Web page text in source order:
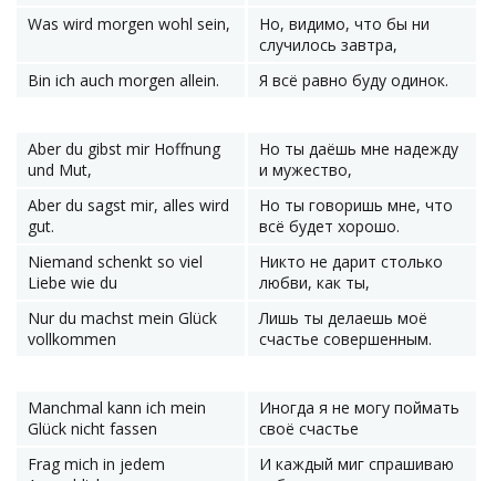
Was wird morgen wohl sein,
Но, видимо, что бы ни
случилось завтра,
Bin ich auch morgen allein.
Я всё равно буду одинок.
Aber du gibst mir Hoffnung
und Mut,
Но ты даёшь мне надежду
и мужество,
Aber du sagst mir, alles wird
gut.
Но ты говоришь мне, что
всё будет хорошо.
Niemand schenkt so viel
Liebe wie du
Никто не дарит столько
любви, как ты,
Nur du machst mein Glück
vollkommen
Лишь ты делаешь моё
счастье совершенным.
Manchmal kann ich mein
Glück nicht fassen
Иногда я не могу поймать
своё счастье
Frag mich in jedem
И каждый миг спрашиваю